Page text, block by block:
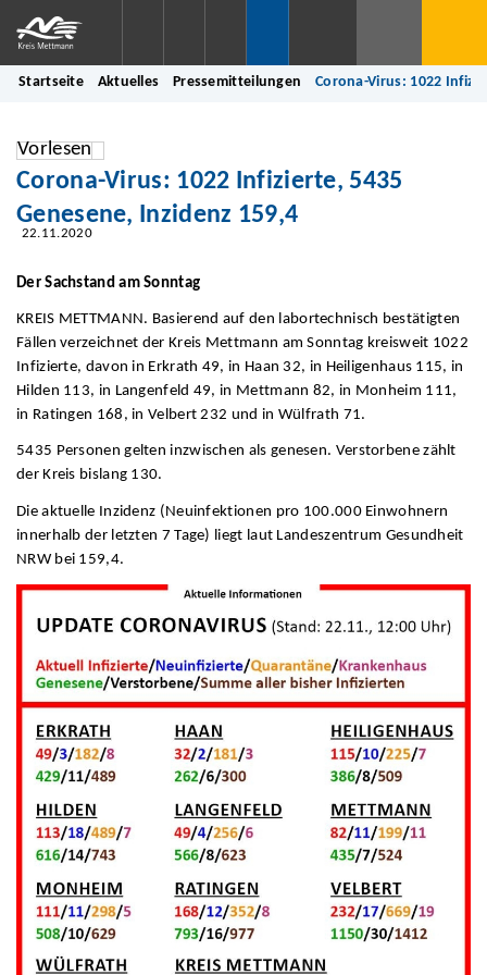
Startseite Aktuelles Pressemitteilungen Corona-Virus: 1022
Vorlesen
Corona-Virus: 1022 Infizierte, 5435
Genesene, Inzidenz 159,4
22.11.2020
Der Sachstand am Sonntag
KREIS METTMANN. Basierend auf den labortechnisch bestätigten
Fällen verzeichnet der Kreis Mettmann am Sonntag kreisweit 1022
Infizierte, davon in Erkrath 49, in Haan 32, in Heiligenhaus 115, in
Hilden 113, in Langenfeld 49, in Mettmann 82, in Monheim 111,
in Ratingen 168, in Velbert 232 und in Wülfrath 71.
5435 Personen gelten inzwischen als genesen. Verstorbene zählt
der Kreis bislang 130.
Die aktuelle Inzidenz (Neuinfektionen pro 100.000 Einwohnern
innerhalb der letzten 7 Tage) liegt laut Landeszentrum Gesundheit
NRW bei 159,4.